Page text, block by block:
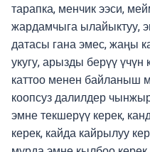
тарапка, менчик ээси,
жардамчыга ылайыктуу,
датасы гана эмес, жаңы
укугу, арызды берүү үчүн
каттоо менен байланыш
коопсуз далилдер
эмне текшерүү керек,
керек, кайда кайрылуу